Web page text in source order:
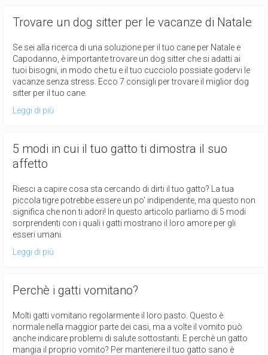
Trovare un dog sitter per le vacanze di Natale
Se sei alla ricerca di una soluzione per il tuo cane per Natale e
Capodanno, è importante trovare un dog sitter che si adatti ai
tuoi bisogni, in modo che tu e il tuo cucciolo possiate godervi le
vacanze senza stress. Ecco 7 consigli per trovare il miglior dog
sitter per il tuo cane.
Leggi di più
5 modi in cui il tuo gatto ti dimostra il suo
affetto
Riesci a capire cosa sta cercando di dirti il tuo gatto? La tua
piccola tigre potrebbe essere un po' indipendente, ma questo non
significa che non ti adori! In questo articolo parliamo di 5 modi
sorprendenti con i quali i gatti mostrano il loro amore per gli
esseri umani.
Leggi di più
Perchè i gatti vomitano?
Molti gatti vomitano regolarmente il loro pasto. Questo è
normale nella maggior parte dei casi, ma a volte il vomito può
anche indicare problemi di salute sottostanti. E perchè un gatto
mangia il proprio vomito? Per mantenere il tuo gatto sano è